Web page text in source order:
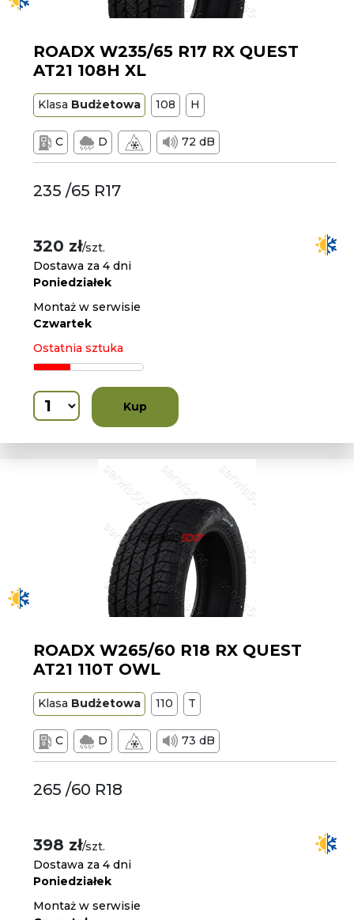
ROADX W235/65 R17 RX QUEST
AT21 108H XL
Klasa Budżetowa 108 H
C D 72 dB
235 /65 R17
320 zł/szt.
Dostawa za 4 dni
Poniedziałek
Montaż w serwisie
Czwartek
Ostatnia sztuka
Kup
ROADX W265/60 R18 RX QUEST
AT21 110T OWL
Klasa Budżetowa 110 T
C D 73 dB
265 /60 R18
398 zł/szt.
Dostawa za 4 dni
Poniedziałek
Montaż w serwisie